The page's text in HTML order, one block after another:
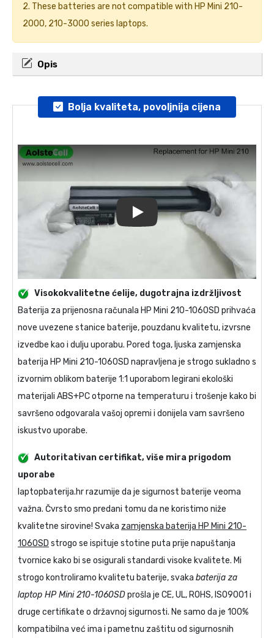
2. These batteries are not compatible with HP Mini 210-
2000, 210-3000 series laptops.
Opis
Bolja kvaliteta, povoljnija cijena
Visokokvalitetne ćelije, dugotrajna izdržljivost
Baterija za prijenosna računala HP Mini 210-1060SD prihvaća
nove uvezene stanice baterije, pouzdanu kvalitetu, izvrsne
izvedbe kao i dulju uporabu. Pored toga, ljuska zamjenska
baterija HP Mini 210-1060SD napravljena je strogo sukladno s
izvornim oblikom baterije 1:1 uporabom legirani ekološki
materijali ABS+PC otporne na temperaturu i trošenje kako bi
savršeno odgovarala vašoj opremi i donijela vam savršeno
iskustvo uporabe.
Autoritativan certifikat, više mira prigodom
uporabe
laptopbaterija.hr razumije da je sigurnost baterije veoma
važna. Čvrsto smo predani tomu da ne koristimo niže
kvalitetne sirovine! Svaka zamjenska baterija HP Mini 210-
1060SD strogo se ispituje stotine puta prije napuštanja
tvornice kako bi se osigurali standardi visoke kvalitete. Mi
strogo kontroliramo kvalitetu baterije, svaka baterija za
laptop HP Mini 210-1060SDprošla je CE, UL, ROHS, ISO9001 i
druge certifikate o državnoj sigurnosti. Ne samo da je 100%
kompatibilna već ima i pametnu zaštitu od sigurnosnih